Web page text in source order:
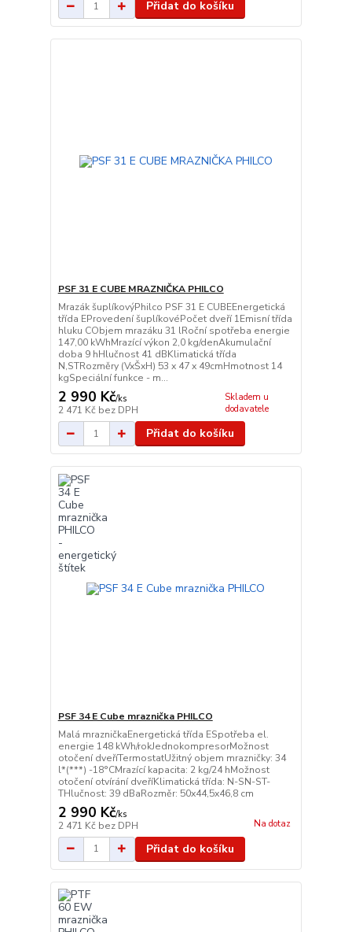
Přidat do košíku
PSF 31 E CUBE MRAZNIČKA PHILCO
Mrazák šuplíkovýPhilco PSF 31 E CUBEEnergetická
třída EProvedení šuplíkovéPočet dveří 1Emisní třída
hluku CObjem mrazáku 31 lRoční spotřeba energie
147,00 kWhMrazící výkon 2,0 kg/denAkumulační
doba 9 hHlučnost 41 dBKlimatická třída
N,STRozměry (VxŠxH) 53 x 47 x 49cmHmotnost 14
kgSpeciální funkce - m...
2 990 Kč/ks
2 471 Kč bez DPH
Skladem u
dodavatele
Přidat do košíku
PSF 34 E Cube mraznička PHILCO
Malá mrazničkaEnergetická třída ESpotřeba el.
energie 148 kWh/rokJednokompresorMožnost
otočení dveříTermostatUžitný objem mrazničky: 34
l*(***) -18°CMrazící kapacita: 2 kg/24 hMožnost
otočení otvírání dveříKlimatická třída: N-SN-ST-
THlučnost: 39 dBaRozměr: 50x44,5x46,8 cm
2 990 Kč/ks
2 471 Kč bez DPH Na dotaz
Přidat do košíku